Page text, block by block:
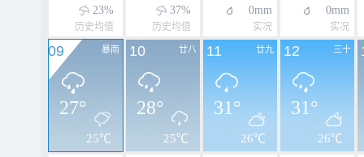
23%
历史均值
37%
历史均值
0mm
实况
0mm
实况
暴雨
09
27°
25℃
廿八
10
28°
25℃
廿九
11
31°
26℃
三十
12
31°
26℃